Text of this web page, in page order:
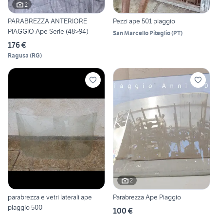
2
PARABREZZA ANTERIORE
PIAGGIO Ape Serie (48>94)
176 €
Ragusa (RG)
Pezzi ape 501 piaggio
San Marcello Piteglio(PT)
parabrezza e vetri laterali ape
piaggio 500
2
Parabrezza Ape Piaggio
100 €